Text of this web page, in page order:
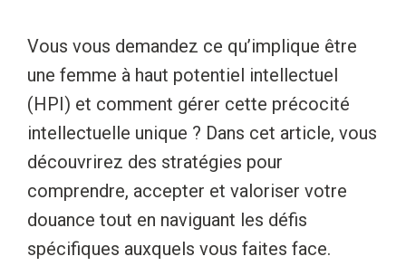
Vous vous demandez ce qu’implique être
une femme à haut potentiel intellectuel
(HPI) et comment gérer cette précocité
intellectuelle unique ? Dans cet article, vous
découvrirez des stratégies pour
comprendre, accepter et valoriser votre
douance tout en naviguant les défis
spécifiques auxquels vous faites face.